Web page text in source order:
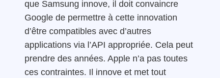
que Samsung innove, il doit convaincre
Google de permettre à cette innovation
d’être compatibles avec d’autres
applications via l’API appropriée. Cela peut
prendre des années. Apple n’a pas toutes
ces contraintes. Il innove et met tout